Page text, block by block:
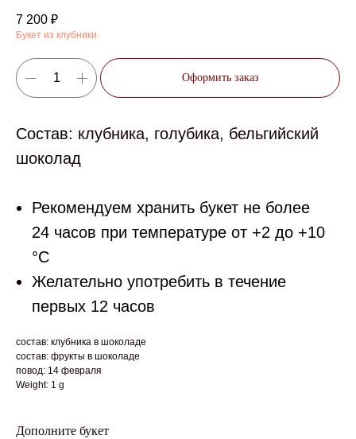
7 200 ₽
Букет из клубники
Оформить заказ
Состав: клубника, голубика, бельгийский
шоколад
Рекомендуем хранить букет не более
24 часов при температуре от +2 до +10
°С
Желательно употребить в течение
первых 12 часов
состав: клубника в шоколаде
состав: фрукты в шоколаде
повод: 14 февраля
Weight: 1 g
Дополните букет